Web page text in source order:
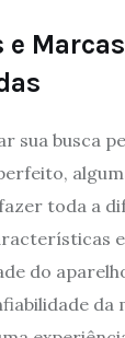
e Marcas
sua busca
toda a
do